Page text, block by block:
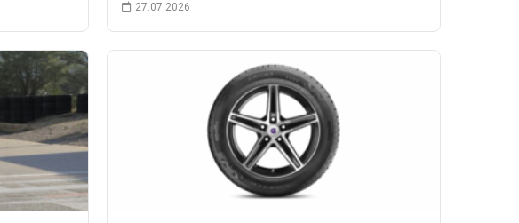
27.07.2026